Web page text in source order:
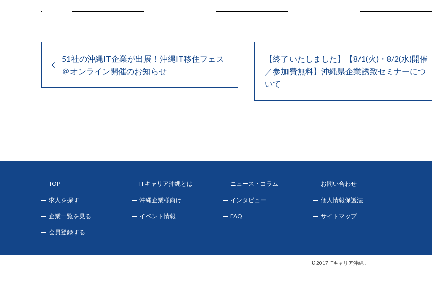
51社の沖縄IT企業が出展！沖縄IT移住フェス
＠オンライン開催のお知らせ
【終了いたしました】【8/1(火)・8/2(水)開催
／参加費無料】沖縄県企業誘致セミナーにつ
いて
TOP ITキャリア沖縄とは ニュース・コラム お問い合わせ
求人を探す 沖縄企業様向け インタビュー 個人情報保護法
企業一覧を見る イベント情報 FAQ サイトマップ
会員登録する
© 2017 ITキャリア沖縄 .